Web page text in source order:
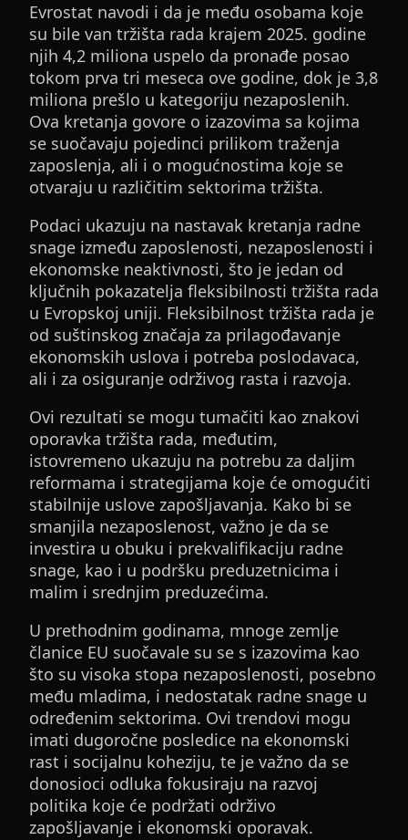
Evrostat navodi i da je među osobama koje
su bile van tržišta rada krajem 2025. godine
njih 4,2 miliona uspelo da pronađe posao
tokom prva tri meseca ove godine, dok je 3,8
miliona prešlo u kategoriju nezaposlenih.
Ova kretanja govore o izazovima sa kojima
se suočavaju pojedinci prilikom traženja
zaposlenja, ali i o mogućnostima koje se
otvaraju u različitim sektorima tržišta.
Podaci ukazuju na nastavak kretanja radne
snage između zaposlenosti, nezaposlenosti i
ekonomske neaktivnosti, što je jedan od
ključnih pokazatelja fleksibilnosti tržišta rada
u Evropskoj uniji. Fleksibilnost tržišta rada je
od suštinskog značaja za prilagođavanje
ekonomskih uslova i potreba poslodavaca,
ali i za osiguranje održivog rasta i razvoja.
Ovi rezultati se mogu tumačiti kao znakovi
oporavka tržišta rada, međutim,
istovremeno ukazuju na potrebu za daljim
reformama i strategijama koje će omogućiti
stabilnije uslove zapošljavanja. Kako bi se
smanjila nezaposlenost, važno je da se
investira u obuku i prekvalifikaciju radne
snage, kao i u podršku preduzetnicima i
malim i srednjim preduzećima.
U prethodnim godinama, mnoge zemlje
članice EU suočavale su se s izazovima kao
što su visoka stopa nezaposlenosti, posebno
među mladima, i nedostatak radne snage u
određenim sektorima. Ovi trendovi mogu
imati dugoročne posledice na ekonomski
rast i socijalnu koheziju, te je važno da se
donosioci odluka fokusiraju na razvoj
politika koje će podržati održivo
zapošljavanje i ekonomski oporavak.